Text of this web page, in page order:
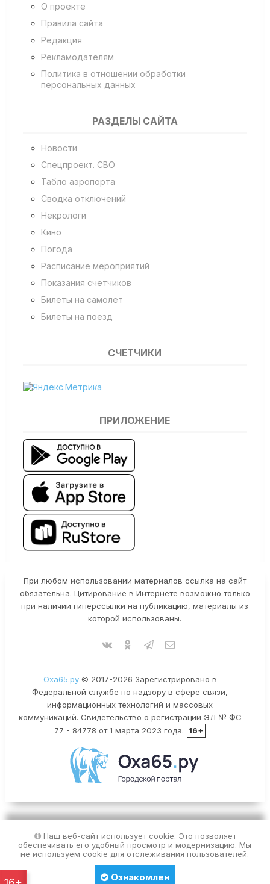
О проекте
Правила сайта
Редакция
Рекламодателям
Политика в отношении обработки
персональных данных
РАЗДЕЛЫ САЙТА
Новости
Спецпроект. СВО
Табло аэропорта
Сводка отключений
Некрологи
Кино
Погода
Расписание мероприятий
Показания счетчиков
Билеты на самолет
Билеты на поезд
СЧЕТЧИКИ
ПРИЛОЖЕНИЕ
При любом использовании материалов ссылка на сайт
обязательна. Цитирование в Интернете возможно только
при наличии гиперссылки на публикацию, материалы из
которой использованы.
Оха65.ру© 2017-2026 Зарегистрировано в
Федеральной службе по надзору в сфере связи,
информационных технологий и массовых
коммуникаций. Свидетельство о регистрации ЭЛ № ФС
77 - 84778 от 1 марта 2023 года.
16+
Наш веб-сайт использует cookie. Это позволяет
обеспечивать его удобный просмотр и модернизацию. Мы
не используем cookie для отслеживания пользователей.
Ознакомлен